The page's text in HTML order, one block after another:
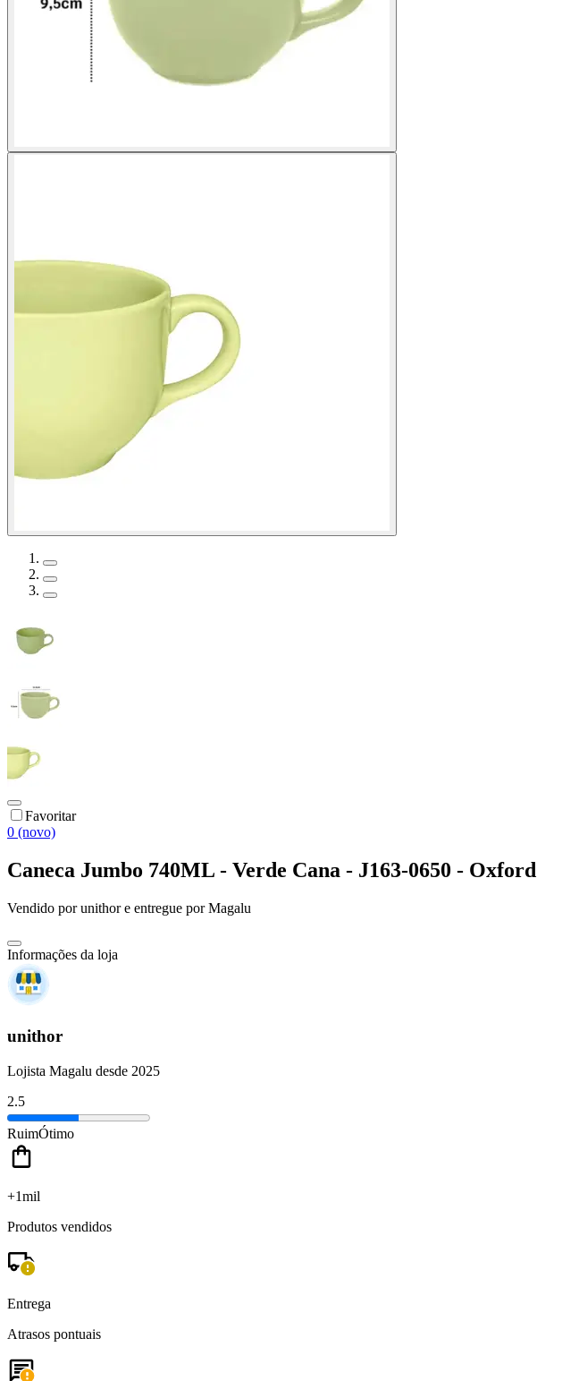
Favoritar
0 (novo)
Caneca Jumbo 740ML - Verde Cana - J163-0650 - Oxford
Vendido porunithore entregue por Magalu
Informações da loja
unithor
Lojista Magalu desde 2025
2.5
RuimÓtimo
+1mil
Produtos vendidos
Entrega
Atrasos pontuais